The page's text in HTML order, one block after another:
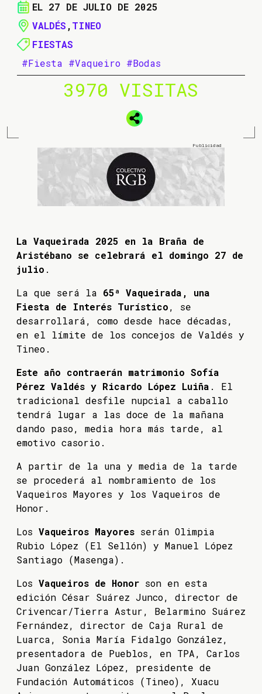
EL 27 DE JULIO DE 2025
VALDÉS ,TINEO
FIESTAS
#Fiesta #Vaqueiro #Bodas
3970 VISITAS
La Vaqueirada 2025 en la Braña de
Aristébano se celebrará el domingo 27 de
julio .
La que será la 65ª Vaqueirada, una
Fiesta de Interés Turístico, se
desarrollará, como desde hace décadas,
en el límite de los concejos de Valdés y
Tineo.
Este año contraerán matrimonio Sofía
Pérez Valdés y Ricardo López Luiña . El
tradicional desfile nupcial a caballo
tendrá lugar a las doce de la mañana
dando paso, media hora más tarde, al
emotivo casorio.
A partir de la una y media de la tarde
se procederá al nombramiento de los
Vaqueiros Mayores y los Vaqueiros de
Honor.
Los Vaqueiros Mayores serán Olimpia
Rubio López (El Sellón) y Manuel López
Santiago (Masenga).
Los Vaqueiros de Honor son en esta
edición César Suárez Junco, director de
Crivencar/Tierra Astur, Belarmino Suárez
Fernández, director de Caja Rural de
Luarca, Sonia María Fidalgo González,
presentadora de Pueblos, en TPA, Carlos
Juan González López, presidente de
Fundación Automáticos (Tineo), Xuacu